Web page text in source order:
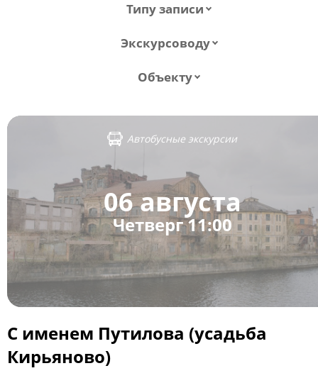
Типу записи
Экскурсоводу
Объекту
Автобусные экскурсии
06 августа
Четверг 11:00
С именем Путилова (усадьба
Кирьяново)